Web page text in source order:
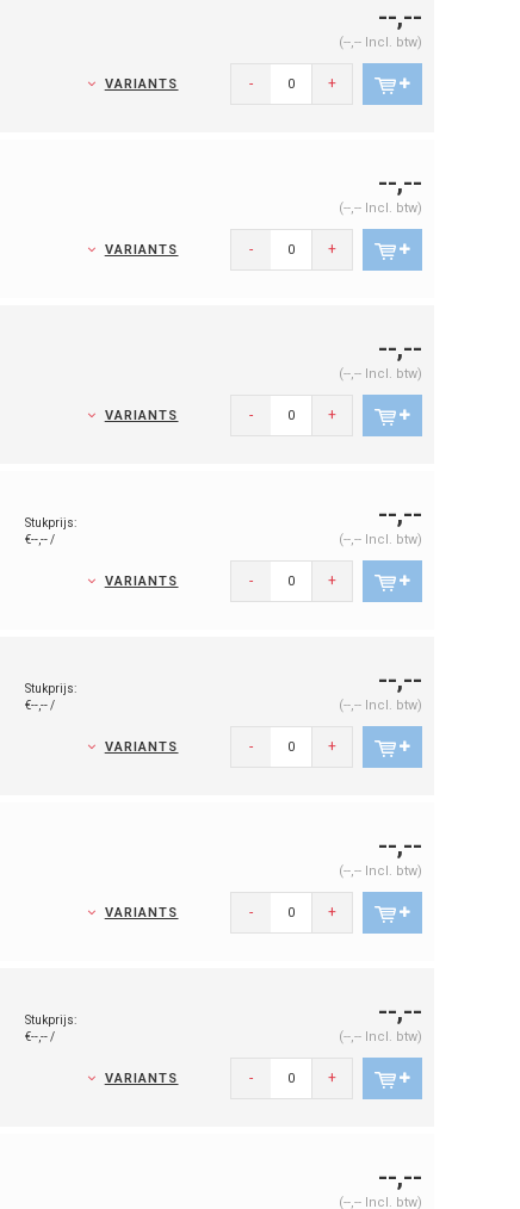
--,--
(--,-- Incl. btw)
VARIANTS - +
--,--
(--,-- Incl. btw)
VARIANTS - +
--,--
(--,-- Incl. btw)
VARIANTS - +
--,--
Stukprijs:
€--,-- /
(--,-- Incl. btw)
VARIANTS - +
--,--
Stukprijs:
€--,-- /
(--,-- Incl. btw)
VARIANTS - +
--,--
(--,-- Incl. btw)
VARIANTS - +
--,--
Stukprijs:
€--,-- /
(--,-- Incl. btw)
VARIANTS - +
--,--
(--,-- Incl. btw)